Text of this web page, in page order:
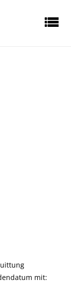
mit: